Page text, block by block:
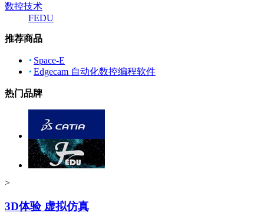
数控技术
FEDU
推荐商品
Space-E
Edgecam 自动化数控编程软件
热门品牌
>
3D体验 虚拟仿真